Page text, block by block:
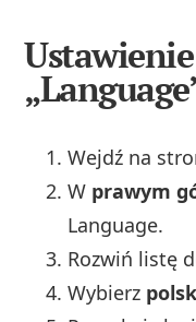
Wejdź na
W prawym
Language.
Rozwiń listę
Wybierz